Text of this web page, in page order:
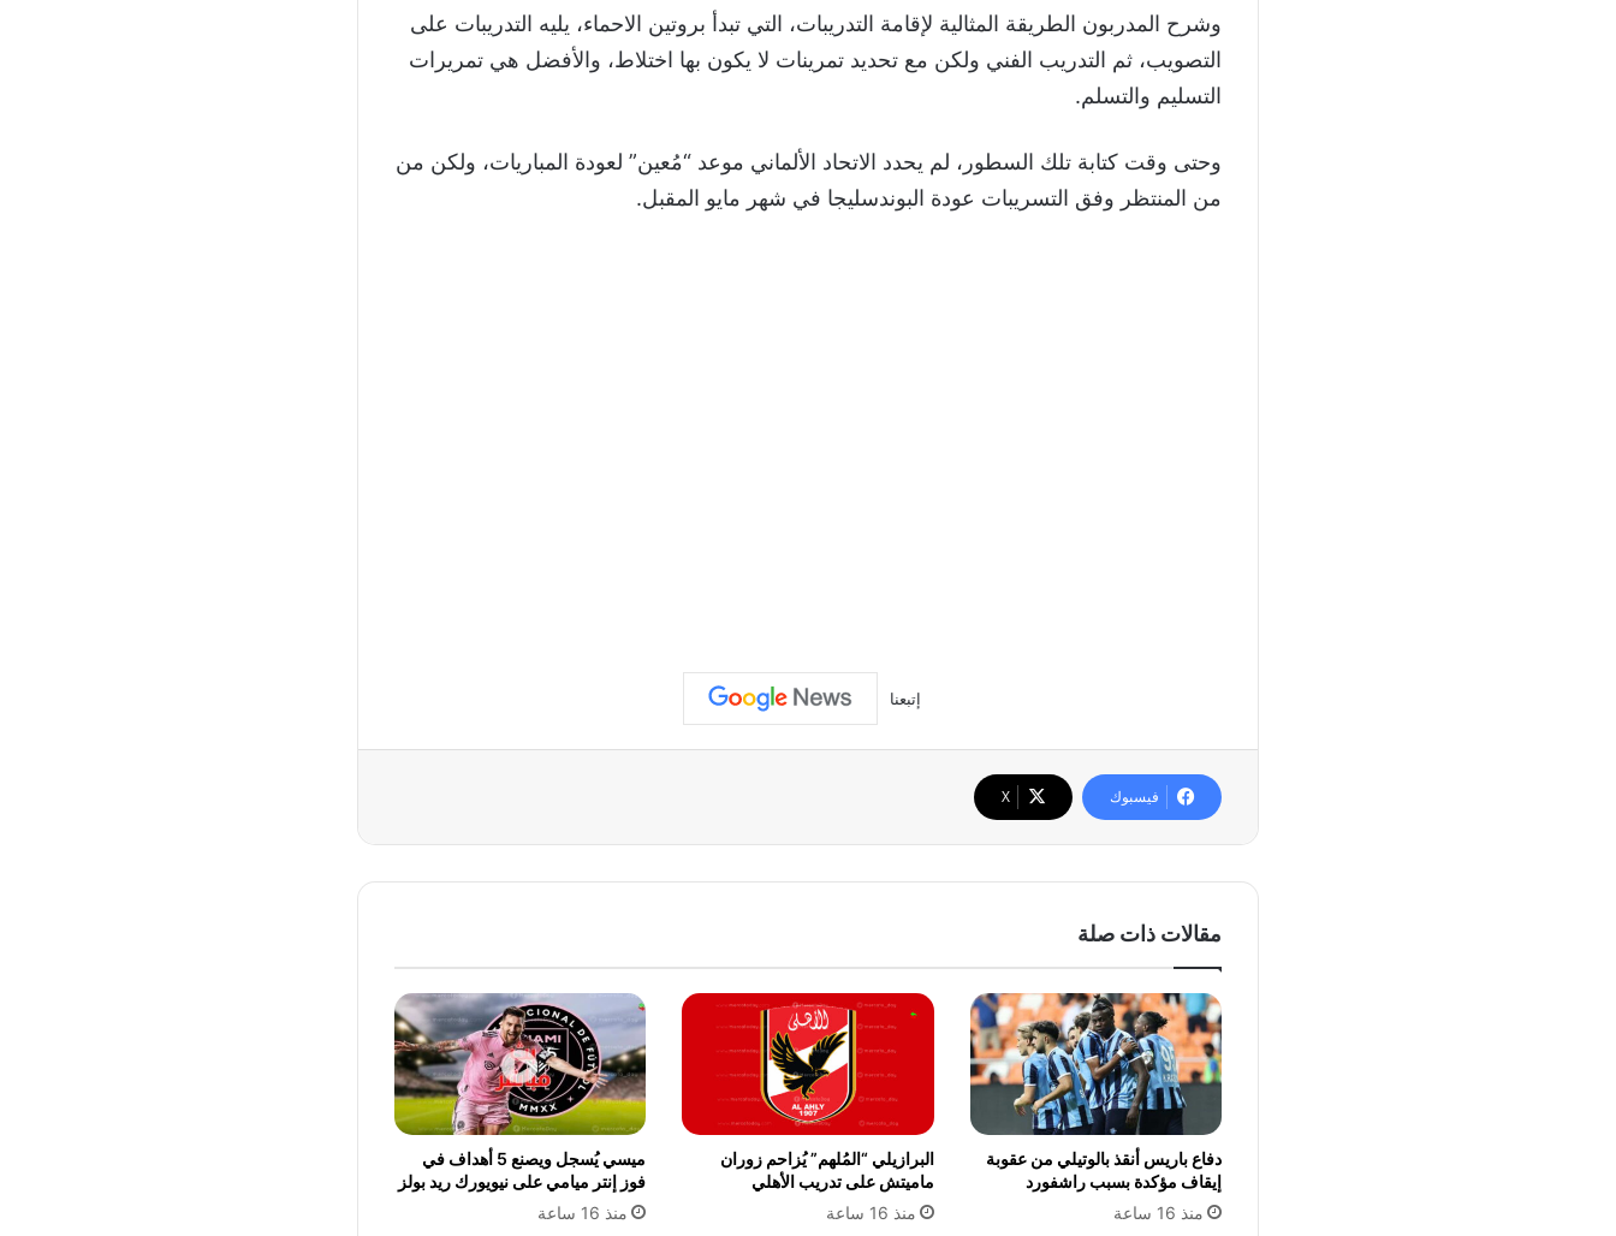
وشرح المدربون الطريقة المثالية لإقامة التدريبات، التي تبدأ بروتين الاحماء، يليه التدريبات على
التصويب، ثم التدريب الفني ولكن مع تحديد تمرينات لا يكون بها اختلاط، والأفضل هي تمريرات
التسليم والتسلم.
وحتى وقت كتابة تلك السطور، لم يحدد الاتحاد الألماني موعد “مُعين” لعودة المباريات، ولكن من
من المنتظر وفق التسريبات عودة البوندسليجا في شهر مايو المقبل.
إتبعنا
فيسبوك ‫X
مقالات ذات صلة
دفاع باريس أنقذ بالوتيلي من عقوبة
إيقاف مؤكدة بسبب راشفورد
منذ 16 ساعة
البرازيلي “المُلهم” يُزاحم زوران
ماميتش على تدريب الأهلي
منذ 16 ساعة
ميسي يُسجل ويصنع 5 أهداف في
فوز إنتر ميامي على نيويورك ريد بولز
منذ 16 ساعة